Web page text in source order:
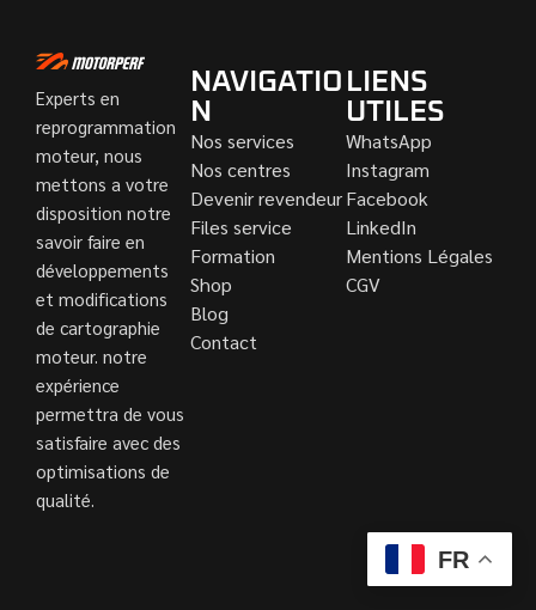
Experts en
reprogrammation
moteur, nous
mettons a votre
disposition notre
savoir faire en
développements
et modifications
de cartographie
moteur. notre
expérience
permettra de vous
satisfaire avec des
optimisations de
qualité.
NAVIGATIO
N
Nos services
Nos centres
Devenir revendeur
Files service
Formation
Shop
Blog
Contact
LIENS
UTILES
WhatsApp
Instagram
Facebook
LinkedIn
Mentions Légales
CGV
FR